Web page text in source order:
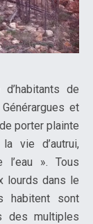
de
et
porter plainte
vie d’autrui,
l’eau ». Tous
lourds dans le
habitent sont
des multiples